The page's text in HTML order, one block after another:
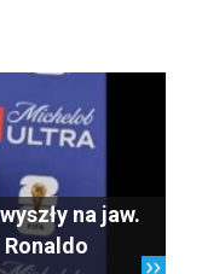
na jaw.